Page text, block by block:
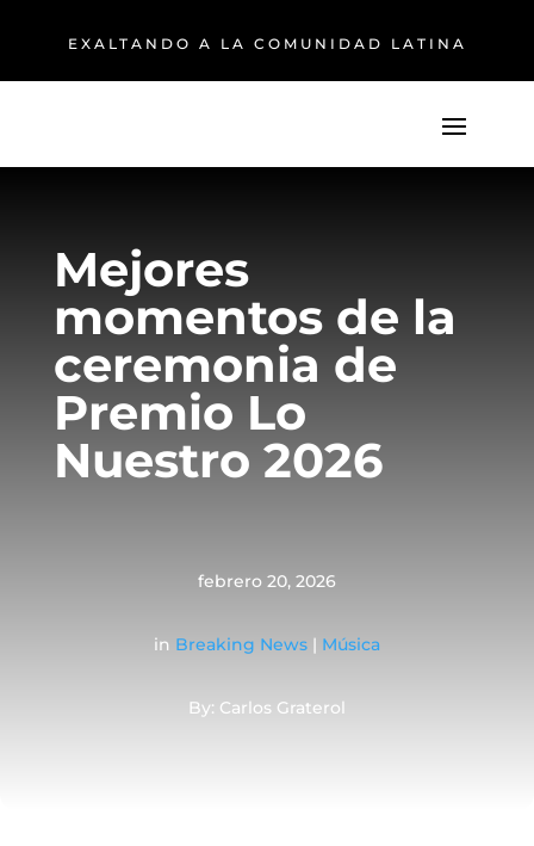
EXALTANDO A LA COMUNIDAD LATINA
Mejores
momentos de la
ceremonia de
Premio Lo
Nuestro 2026
febrero 20, 2026
in Breaking News| Música
By: Carlos Graterol